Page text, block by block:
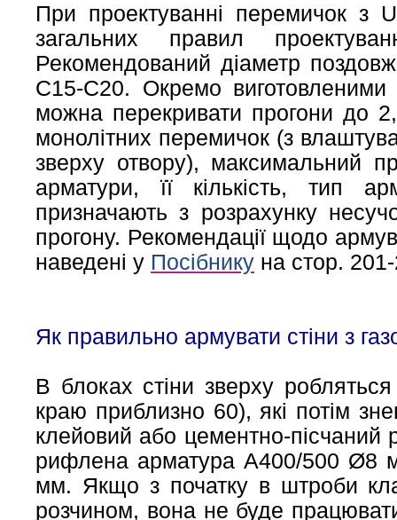
При проектуванні перемичок з
загальних правил
Рекомендований діаметр
C15-C20. Окремо
можна перекривати прогони до
монолітних перемичок (з
зверху отвору), максимальний
арматури, її кількість, тип
призначають з розрахунку
прогону. Рекомендації щодо
наведені у Посібнику на стор.
Як правильно армувати стіни з
В блоках стіни зверху
краю приблизно 60), які потім
клейовий або цементно-пісчаний
рифлена арматура А400/500 Ø8
мм. Якщо з початку в штроби
розчином, вона не буде